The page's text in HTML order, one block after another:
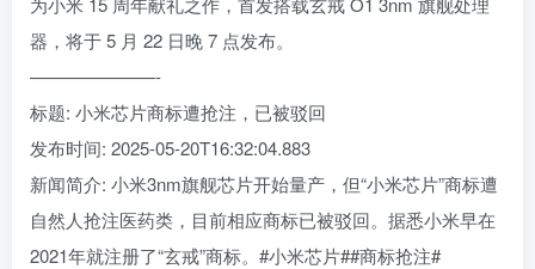
器，将于 5 月 22 日晚 7 点发布。
———————-
标题: 小米芯片商标遭抢注，已被驳回
发布时间: 2025-05-20T16:32:04.883
新闻简介: 小米3nm旗舰芯片开始量产，但“小米芯片”商标遭
自然人抢注医药类，目前相应商标已被驳回。据悉小米早在
2021年就注册了“玄戒”商标。#小米芯片##商标抢注#